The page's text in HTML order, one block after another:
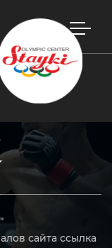
сайта ссылка
закрыть